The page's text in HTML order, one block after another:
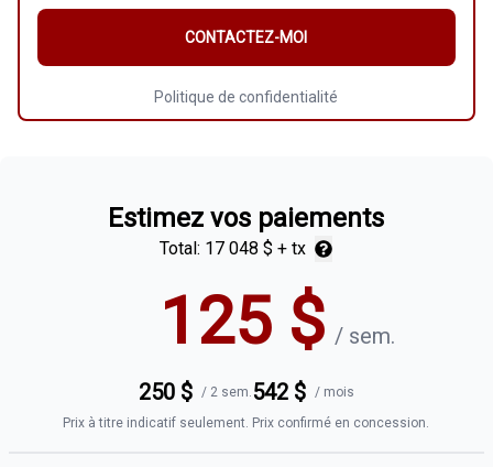
CONTACTEZ-MOI
Politique de confidentialité
Estimez vos paiements
Total: 17 048 $ + tx
125 $ / sem.
250$ / 2 sem.542$ / mois
Prix à titre indicatif seulement. Prix confirmé en concession.